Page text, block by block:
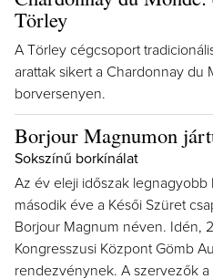
Törley
A Törley cégcsoport
arattak sikert a Chardonnay du
borversenyen.
Borjour Magnumon
Sokszínű borkínálat
Az év eleji időszak legnagyobb
második éve a Késői Szüret
Borjour Magnum néven. Idén,
Kongresszusi Központ Gömb
rendezvénynek. A szervezők a